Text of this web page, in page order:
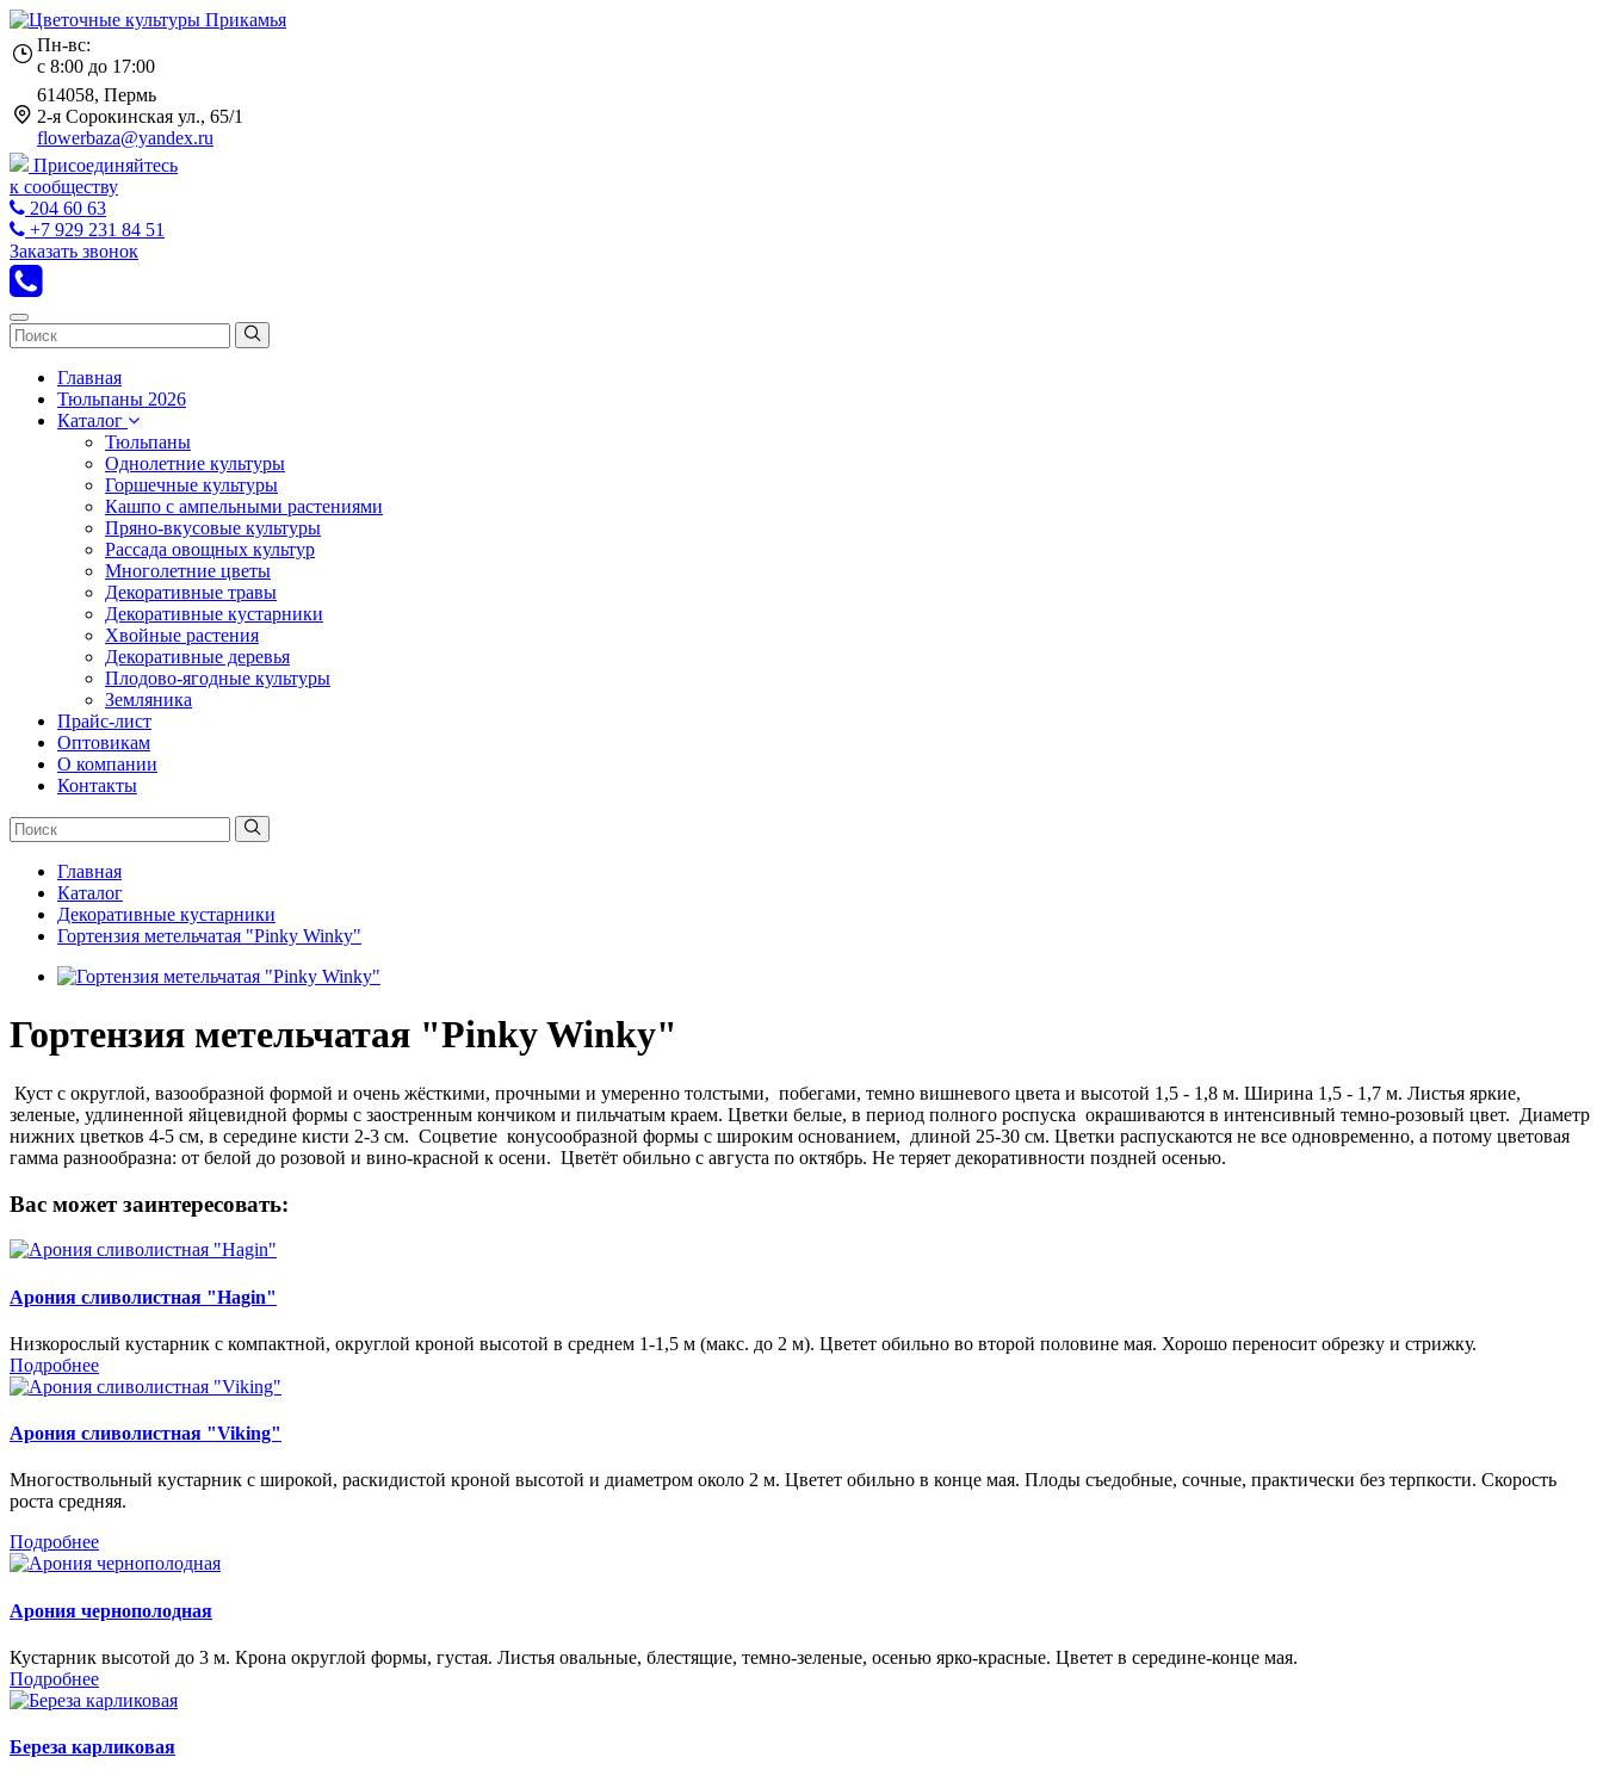
Пн-вс:
с 8:00 до 17:00
614058, Пермь
2-я Сорокинская ул., 65/1
flowerbaza@yandex.ru
Присоединяйтесь
к сообществу
204 60 63
+7 929 231 84 51
Заказать звонок
Главная
Тюльпаны 2026
Каталог
Тюльпаны
Однолетние культуры
Горшечные культуры
Кашпо с ампельными растениями
Пряно-вкусовые культуры
Рассада овощных культур
Многолетние цветы
Декоративные травы
Декоративные кустарники
Хвойные растения
Декоративные деревья
Плодово-ягодные культуры
Земляника
Прайс-лист
Оптовикам
О компании
Контакты
Главная
Каталог
Декоративные кустарники
Гортензия метельчатая "Pinky Winky"
Гортензия метельчатая "Pinky Winky"
Куст с округлой, вазообразной формой и очень жёсткими, прочными и умеренно толстыми, побегами, темно вишневого цвета и высотой 1,5 - 1,8 м. Ширина 1,5 - 1,7 м. Листья яркие,
зеленые, удлиненной яйцевидной формы с заостренным кончиком и пильчатым краем. Цветки белые, в период полного роспуска окрашиваются в интенсивный темно-розовый цвет. Диаметр
нижних цветков 4-5 см, в середине кисти 2-3 см. Соцветие конусообразной формы с широким основанием, длиной 25-30 см. Цветки распускаются не все одновременно, а потому цветовая
гамма разнообразна: от белой до розовой и вино-красной к осени. Цветёт обильно с августа по октябрь. Не теряет декоративности поздней осенью.
Вас может заинтересовать:
Арония сливолистная "Hagin"
Низкорослый кустарник с компактной, округлой кроной высотой в среднем 1-1,5 м (макс. до 2 м). Цветет обильно во второй половине мая. Хорошо переносит обрезку и стрижку.
Подробнее
Арония сливолистная "Viking"
Многоствольный кустарник с широкой, раскидистой кроной высотой и диаметром около 2 м. Цветет обильно в конце мая. Плоды съедобные, сочные, практически без терпкости. Скорость
роста средняя.
Подробнее
Арония чернополодная
Кустарник высотой до 3 м. Крона округлой формы, густая. Листья овальные, блестящие, темно-зеленые, осенью ярко-красные. Цветет в середине-конце мая.
Подробнее
Береза карликовая